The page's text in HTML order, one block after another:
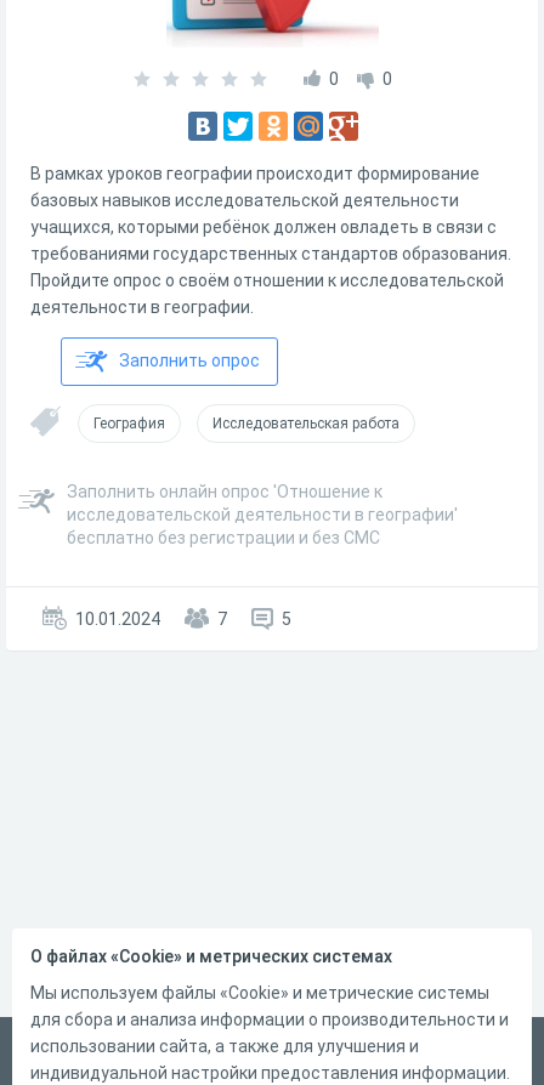
0 0
В рамках уроков географии происходит формирование
базовых навыков исследовательской деятельности
учащихся, которыми ребёнок должен овладеть в связи с
требованиями государственных стандартов образования.
Пройдите опрос о своём отношении к исследовательской
деятельности в географии.
Заполнить опрос
География Исследовательская работа
Заполнить онлайн опрос 'Отношение к
исследовательской деятельности в географии'
бесплатно без регистрации и без СМС
10.01.2024 7 5
Русский
О файлах «Cookie» и метрических системах
Мы используем файлы «Cookie» и метрические системы
для сбора и анализа информации о производительности и
использовании сайта, а также для улучшения и
индивидуальной настройки предоставления информации.